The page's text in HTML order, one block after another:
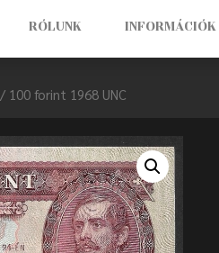
RÓLUNK INFORMÁCIÓK
/ 100 forint 1968 UNC